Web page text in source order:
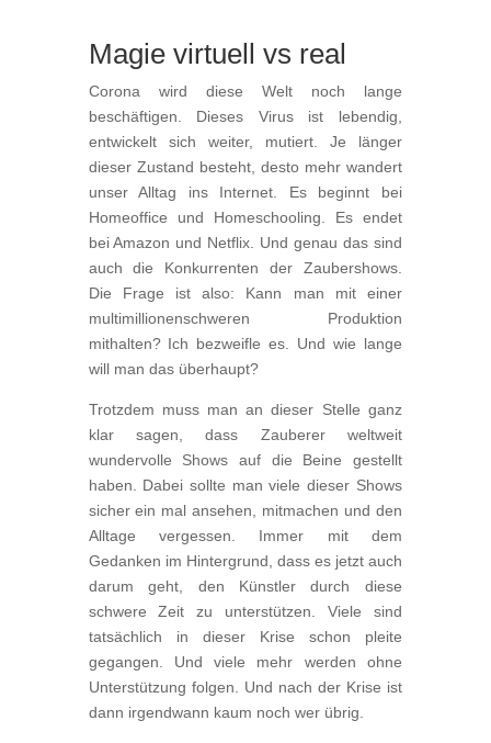
Magie virtuell vs real
Corona wird diese Welt noch lange
beschäftigen. Dieses Virus ist lebendig,
entwickelt sich weiter, mutiert. Je länger
dieser Zustand besteht, desto mehr wandert
unser Alltag ins Internet. Es beginnt bei
Homeoffice und Homeschooling. Es endet
bei Amazon und Netflix. Und genau das sind
auch die Konkurrenten der Zaubershows.
Die Frage ist also: Kann man mit einer
multimillionenschweren Produktion
mithalten? Ich bezweifle es. Und wie lange
will man das überhaupt?
Trotzdem muss man an dieser Stelle ganz
klar sagen, dass Zauberer weltweit
wundervolle Shows auf die Beine gestellt
haben. Dabei sollte man viele dieser Shows
sicher ein mal ansehen, mitmachen und den
Alltage vergessen. Immer mit dem
Gedanken im Hintergrund, dass es jetzt auch
darum geht, den Künstler durch diese
schwere Zeit zu unterstützen. Viele sind
tatsächlich in dieser Krise schon pleite
gegangen. Und viele mehr werden ohne
Unterstützung folgen. Und nach der Krise ist
dann irgendwann kaum noch wer übrig.